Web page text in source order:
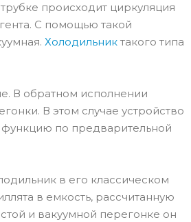
происходит циркуляция
С помощью такой
Холодильник такого типа
В обратном исполнении
В этом случае устройство
функцию по предварительной
в его классическом
в емкость, рассчитанную
и вакуумной перегонке он